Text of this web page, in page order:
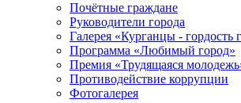
Почётные граждане
Руководители города
Галерея «Курганцы - гордость
Программа «Любимый город»
Премия «Трудящаяся
Противодействие коррупции
Фотогалерея